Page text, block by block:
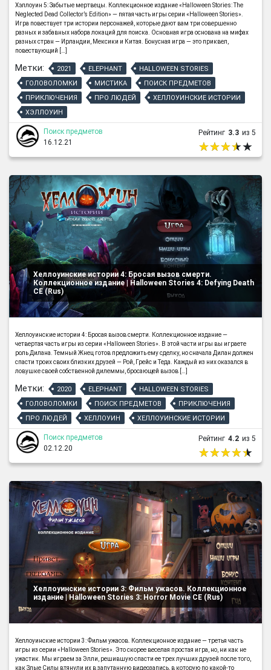
Хэллоуин 5: Забытые мертвецы. Коллекционное издание «Halloween Stories: The
Neglected Dead Collector’s Edition» — пятая часть игры серии «Halloween Stories».
Игра повествует три истории персонажей, которые дают вам три совершенно
разных и забавных набора локаций для поиска. Основная игра основана на мифах
разных стран — Ирландии, Мексики и Китая. Бонусная игра — это приквел,
повествующий […]
Метки: 2021 ELEPHANT
HALLOWEEN STORIES
ГОЛОВОЛОМКИ
МИСТИКА
ПОИСК ПРЕДМЕТОВ
ПРИКЛЮЧЕНИЯ
ПРО ЛЮДЕЙ
ХЕЛЛОУИНСКИЕ ИСТОРИИ
ХЭЛЛОУИН
Поиск предметов
16.12.21
Рейтинг 3.3 из 5
Хеллоуинские истории 4: Бросая вызов смерти.
Коллекционное издание | Halloween Stories 4: Defying Death
CE (Rus)
Хеллоуинские истории 4: Бросая вызов смерти. Коллекционное издание —
четвертая часть игры из серии «Halloween Stories». В этой части игры вы играете
роль Дилана. Темный Жнец готов предложить ему сделку, но сначала Дилан должен
спасти троих своих близких друзей — Рой, Грейс и Теда. Каждый из них оказался в
ловушке своей собственной дилеммы, бросающей вызов […]
Метки: 2020 ELEPHANT
HALLOWEEN STORIES
ГОЛОВОЛОМКИ
ПОИСК ПРЕДМЕТОВ
ПРИКЛЮЧЕНИЯ
ПРО ЛЮДЕЙ
ХЕЛЛОУИН ХЕЛЛОУИНСКИЕ ИСТОРИИ
Поиск предметов
02.12.20
Рейтинг 4.2 из 5
Хеллоуинские истории 3: Фильм ужасов. Коллекционное
издание | Halloween Stories 3: Horror Movie CE (Rus)
Хеллоуинские истории 3: Фильм ужасов. Коллекционное издание — третья часть
игры из серии «Halloween Stories». Это скорее веселая простая игра, но, ни как не
ужастик. Мы играем за Элли, решившую спасти ее трех лучших друзей после того,
как Злые Силы втянули их в запутанную видеозапись, в которую по какой-то